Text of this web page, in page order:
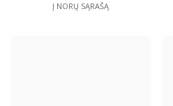
Į NORŲ SĄRAŠĄ